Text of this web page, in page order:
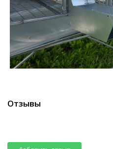
Отзывы